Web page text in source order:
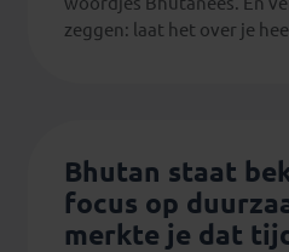
zeggen: laat het over je
Bhutan staat
focus op
merkte je dat